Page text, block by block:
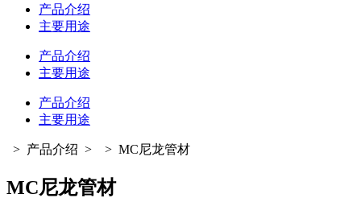
产品介绍
主要用途
产品介绍
主要用途
产品介绍
主要用途
> 产品介绍 > > MC尼龙管材
MC尼龙管材